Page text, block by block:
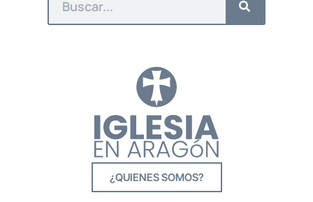
¿QUIENES SOMOS?